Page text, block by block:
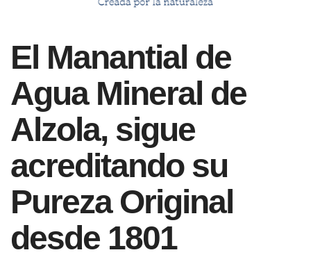
El Manantial de
Agua Mineral de
Alzola, sigue
acreditando su
Pureza Original
desde 1801